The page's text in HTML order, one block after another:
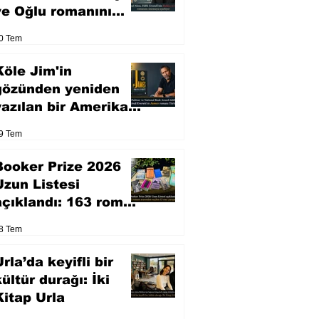
Oğlu romanını
Tem
Jim'in
yeniden
bir Amerikan
Tem
Prize 2026
Listesi
163 roman
Tem
keyifli bir
durağı: İki
Urla